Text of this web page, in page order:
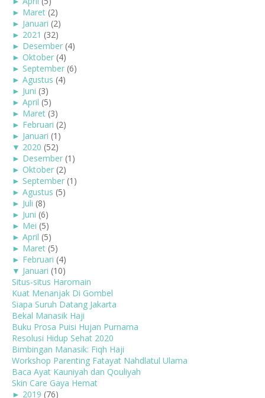
► Maret (2)
► Januari (2)
► 2021 (32)
► Desember (4)
► Oktober (4)
► September (6)
► Agustus (4)
► Juni (3)
► April (5)
► Maret (3)
► Februari (2)
► Januari (1)
▼ 2020 (52)
► Desember (1)
► Oktober (2)
► September (1)
► Agustus (5)
► Juli (8)
► Juni (6)
► Mei (5)
► April (5)
► Maret (5)
► Februari (4)
▼ Januari (10)
Situs-situs Haromain
Kuat Menanjak Di Gombel
Siapa Suruh Datang Jakarta
Bekal Manasik Haji
Buku Prosa Puisi Hujan Purnama
Resolusi Hidup Sehat 2020
Bimbingan Manasik: Fiqh Haji
Workshop Parenting Fatayat Nahdlatul Ulama
Baca Ayat Kauniyah dan Qouliyah
Skin Care Gaya Hemat
► 2019 (76)